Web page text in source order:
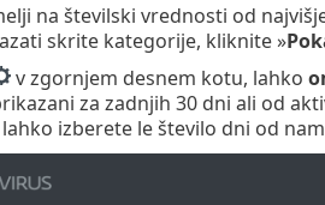
na številski vrednosti od
skrite kategorije, kliknite »
v zgornjem desnem kotu, lahko
za zadnjih 30 dni ali od
izberete le število dni od